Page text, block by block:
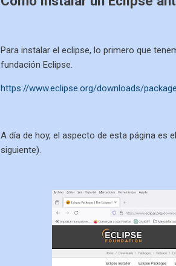
Para instalar el eclipse, lo primero que
fundación Eclipse.
https://www.eclipse.org/downloads/
A día de hoy, el aspecto de esta página es
siguiente).